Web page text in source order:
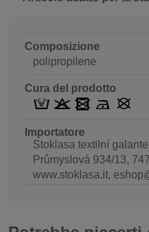
Composizione
polipropilene
Cura del prodotto
Importatore
Stoklasa textilní
Průmyslová 934/13,
www.stoklasa.it,